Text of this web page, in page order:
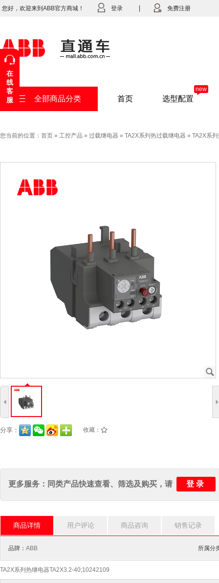
您好，欢迎来到ABB官方商城！ 登录 免费注册
全部商品分类 首页 选型配置
new
您当前的位置： 首页 » 工控产品 » 过载继电器 » TA2X系列热过载继电器 » TA2X系
J
4
分享： 收藏： /
更多服务：同类产品快速查看、筛选及购买，请 登录
商品详情 用户评论 商品咨询 销售记录
品牌： ABB 所属分
TA2X系列热继电器TA2X3.2-40;10242109
在
线
客
服